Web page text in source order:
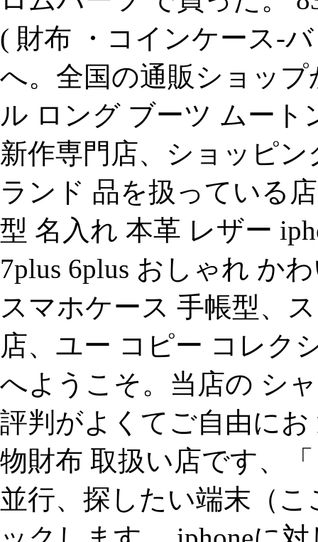
( 財布 ・コインケース-
へ。全国の通販ショッ
ル ロング ブーツ ムート
新作専門店、ショッピ
ランド 品を扱っている
型 名入れ 本革 レザー
7plus 6plus おしゃれ か
スマホケース 手帳型、
店、ユー コピー コレク
へようこそ。当店の シ
評判がよくてご自由に
物財布 取扱い店です、
並行、探したい端末（